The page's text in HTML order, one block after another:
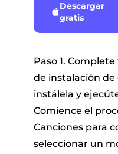
Descargar
gratis
Paso 1.
de instalación de
instálela y
Comience el
Canciones para
seleccionar un